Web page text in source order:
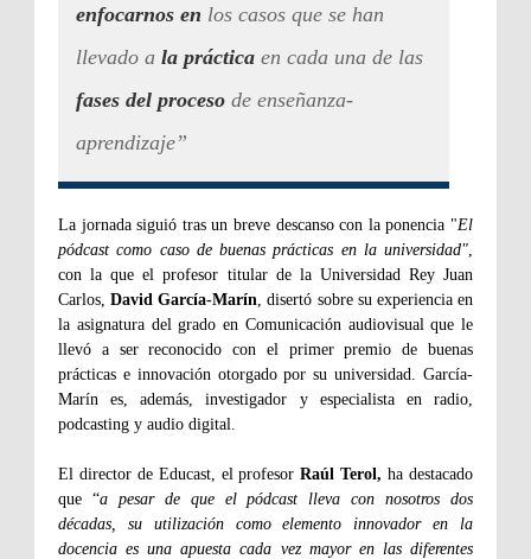
enfocarnos en los casos que se han
llevado a la práctica en cada una de las
fases del proceso de enseñanza-
aprendizaje”
La jornada siguió tras un breve descanso con la ponencia "El
pódcast como caso de buenas prácticas en la universidad"
con la que el profesor titular de la Universidad Rey Juan
Carlos,David García-Marín , disertó sobre su experiencia en
la asignatura del grado en Comunicación audiovisual que le
llevó a ser reconocido con el primer premio de buenas
prácticas e innovación otorgado por su universidad. García-
Marín es, además, investigador y especialista en radio,
podcasting y audio digital.
El director de Educast, el profesorRaúl Terol,ha destacado
que “a pesar de que el pódcast lleva con nosotros dos
décadas, su utilización como elemento innovador en la
docencia es una apuesta cada vez mayor en las diferentes